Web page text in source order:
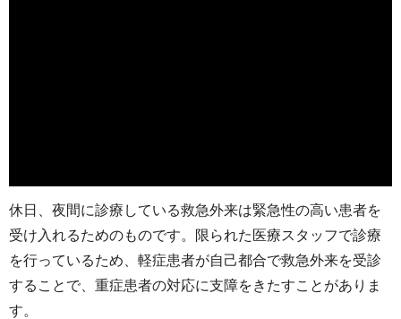
休日、夜間に診療している救急外来は緊急性の高い患者を
受け入れるためのものです。限られた医療スタッフで診療
を行っているため、軽症患者が自己都合で救急外来を受診
することで、重症患者の対応に支障をきたすことがありま
す。